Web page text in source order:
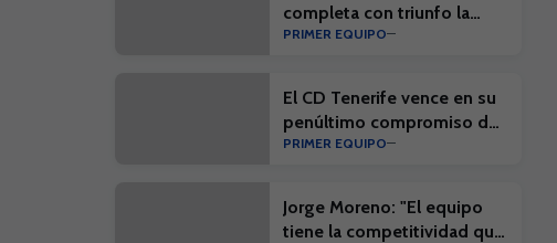
completa con triunfo la
penúltima prueba de
PRIMER EQUIPO
El CD Tenerife vence en su
penúltimo compromiso de
la pretemporada
PRIMER EQUIPO
Jorge Moreno: "El equipo
tiene la competitividad que